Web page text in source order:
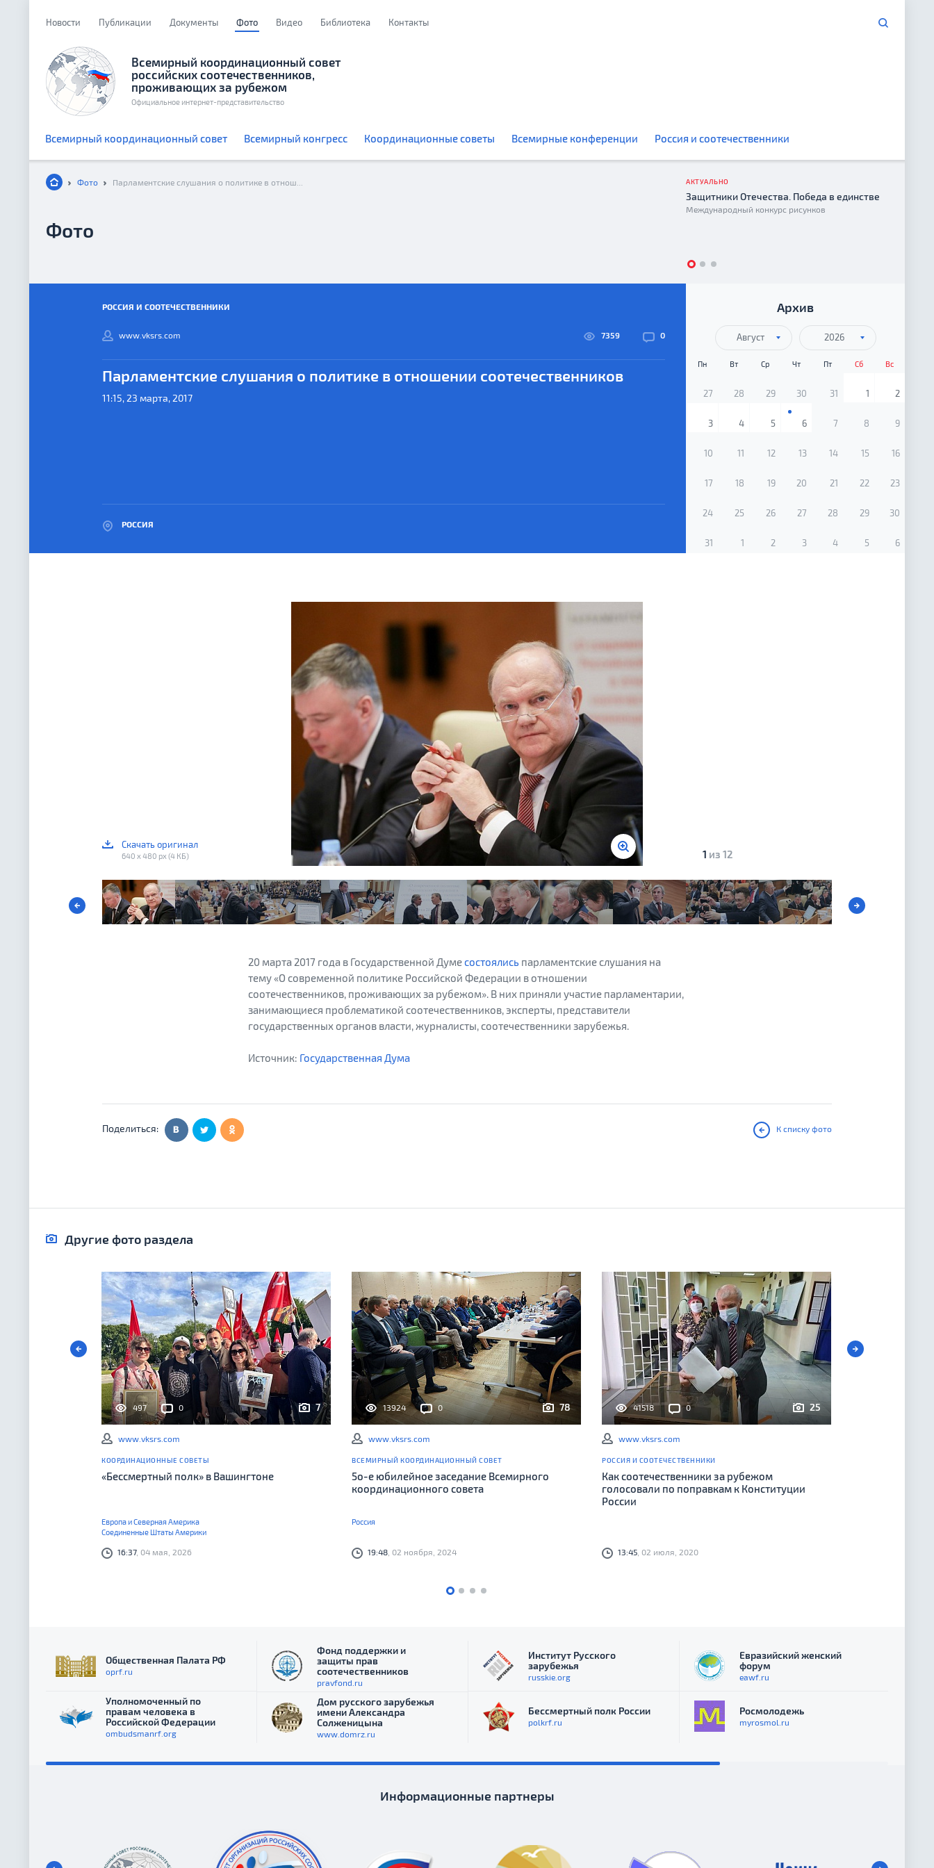
Новости Публикации Документы Фото Видео Библиотека Контакты
Всемирный координационный совет
российских соотечественников,
проживающих за рубежом
Официальное интернет-представительство
Всемирный координационный совет Всемирный конгресс Координационные советы Всемирные конференции Россия и соотечественники
АКТУАЛЬНО
Защитники Отечества. Победа в единстве
Международный конкурс рисунков
Фото
Фото
РОССИЯ И СООТЕЧЕСТВЕННИКИ
www.vksrs.com
Парламентские слушания о политике в отношении соотечественников
7359 0
11:15, 23 марта, 2017
РОССИЯ
Архив
Август 2026
Пн Вт Ср Чт Пт Сб Вс
27 28 29 30 31 1 2
3 4 5 6 7 8 9
10 11 12 13 14 15 16
17 18 19 20 21 22 23
24 25 26 27 28 29 30
31 1 2 3 4 5 6
1 из 12
Скачать оригинал
640 x 480 px (4 КБ)
20 марта 2017 года в Государственной Думесостоялись парламентские слушания на
тему «О современной политике Российской Федерации в отношении
соотечественников, проживающих за рубежом». В них приняли участие парламентарии,
занимающиеся проблематикой соотечественников, эксперты, представители
государственных органов власти, журналисты, соотечественники зарубежья.
Источник: Государственная Дума
К списку фото
Поделиться:
Другие фото раздела
7
497 0
www.vksrs.com
КООРДИНАЦИОННЫЕ СОВЕТЫ
«Бессмертный полк» в Вашингтоне
Европа и Северная Америка
Соединенные Штаты Америки
16:37, 04 мая, 2026
78
13924 0
www.vksrs.com
ВСЕМИРНЫЙ КООРДИНАЦИОННЫЙ СОВЕТ
5о-е юбилейное заседание Всемирного
координационного совета
Россия
19:48 , 02 ноября, 2024
25
41518 0
www.vksrs.com
РОССИЯ И СООТЕЧЕСТВЕННИКИ
Как соотечественники за рубежом
голосовали по поправкам к Конституции
России
13:45 , 02 июля, 2020
Общественная Палата РФ
oprf.ru
Уполномоченный по
правам человека в
Российской Федерации
ombudsmanrf.org
Фонд поддержки и
защиты прав
соотечественников
pravfond.ru
Дом русского зарубежья
имени Александра
Солженицына
www.domrz.ru
Институт Русского
зарубежья
russkie.org
Бессмертный полк России
polkrf.ru
Евразийский женский
форум
eawf.ru
Росмолодежь
myrosmol.ru
Информационные партнеры